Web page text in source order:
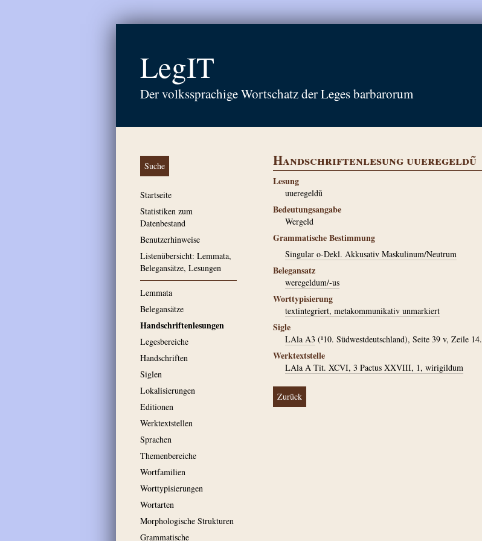
LegIT
Der volkssprachige Wortschatz der Leges barbarorum
Suche
Startseite
Statistiken zum
Datenbestand
Benutzerhinweise
Listenübersicht: Lemmata,
Belegansätze, Lesungen
Lemmata
Belegansätze
Handschriftenlesungen
Legesbereiche
Handschriften
Siglen
Lokalisierungen
Editionen
Werktextstellen
Sprachen
Themenbereiche
Wortfamilien
Worttypisierungen
Wortarten
Morphologische Strukturen
Grammatische
Handschriftenlesung uueregeldũ
Lesung
uueregeldũ
Bedeutungsangabe
Wergeld
Grammatische Bestimmung
Singular o-Dekl. Akkusativ Maskulinum/Neutrum
Belegansatz
weregeldum/-us
Worttypisierung
textintegriert, metakommunikativ unmarkiert
Sigle
LAla A3 (¹10. Südwestdeutschland), Seite 39 v, Zeile 14.
Werktextstelle
LAla A Tit. XCVI, 3 Pactus XXVIII, 1, wirigildum
Zurück